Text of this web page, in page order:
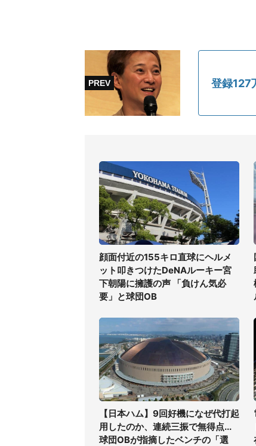
登録127
顔面付近の155キロ直球にヘルメ
ット叩きつけたDeNAルーキー宮
下朝陽に擁護の声 「負けん気必
要」と球団OB
【日本ハム】9回好機になぜ代打起
用したのか、連続三振で無得点...
球団OBが指摘したベンチの「選